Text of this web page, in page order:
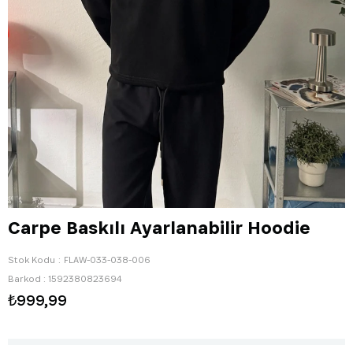
Carpe Baskılı Ayarlanabilir Hoodie
Stok Kodu
FLAW-033-038-006
Barkod : 1592380823694
₺999,99